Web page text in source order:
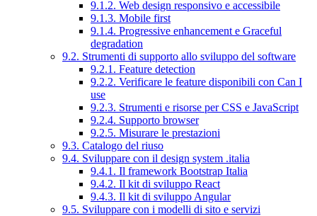
9.1.2. Web design responsivo e accessibile
9.1.3. Mobile first
9.1.4. Progressive enhancement e Graceful
degradation
9.2. Strumenti di supporto allo sviluppo del software
9.2.1. Feature detection
9.2.2. Verificare le feature disponibili con Can I
use
9.2.3. Strumenti e risorse per CSS e JavaScript
9.2.4. Supporto browser
9.2.5. Misurare le prestazioni
9.3. Catalogo del riuso
9.4. Sviluppare con il design system .italia
9.4.1. Il framework Bootstrap Italia
9.4.2. Il kit di sviluppo React
9.4.3. Il kit di sviluppo Angular
9.5. Sviluppare con i modelli di sito e servizi